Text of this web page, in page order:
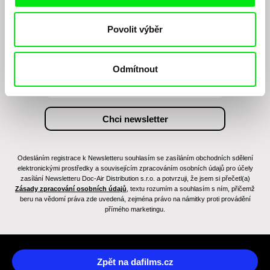
Povolit výběr
Odmítnout
Chcete být pravidelně informováni o novinkách v
Odesláním registrace k Newsletteru souhlasím se zasíláním obchodních sdělení
elektronickými prostředky a souvisejícím zpracováním osobních údajů pro účely
zasílání Newsletteru Doc-Air Distribution s.r.o. a potvrzuji, že jsem si přečetl(a)
Zásady zpracování osobních údajů , textu rozumím a souhlasím s ním, přičemž
beru na vědomí práva zde uvedená, zejména právo na námitky proti provádění
přímého marketingu.
Zpět na dafilms.cz